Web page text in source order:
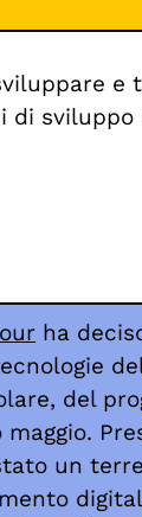
e
di sviluppo
ha
del
maggio.
un